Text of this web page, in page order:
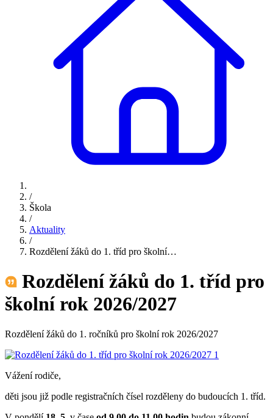
/
Škola
/
Aktuality
/
Rozdělení žáků do 1. tříd pro školní…
Rozdělení žáků do 1. tříd pro
školní rok 2026/2027
Rozdělení žáků do 1. ročníků pro školní rok 2026/2027
Vážení rodiče,
děti jsou již podle registračních čísel rozděleny do budoucích 1. tříd.